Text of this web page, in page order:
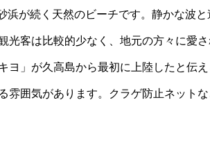
浜が続く天然のビーチです。静かな波
光客は比較的少なく、地元の方々に愛
ヨ」が久高島から最初に上陸したと伝
雰囲気があります。クラゲ防止ネットな